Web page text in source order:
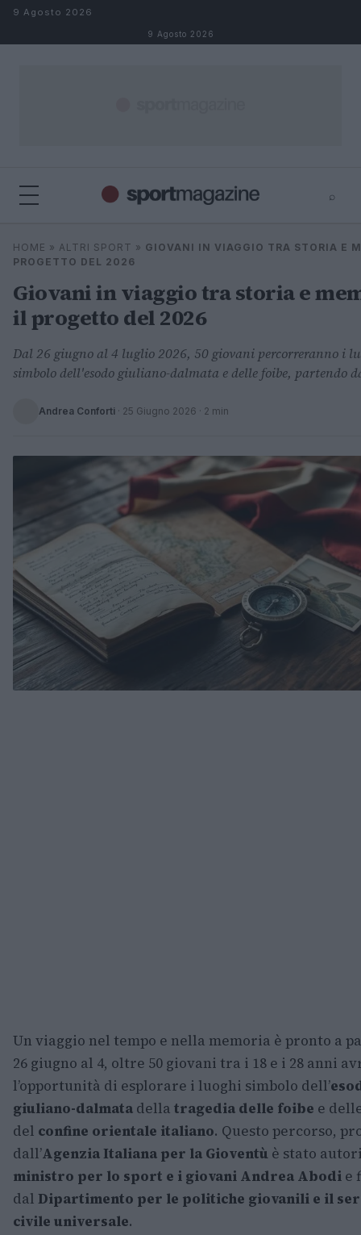
Salta al contenuto
9 Agosto 2026
9 Agosto 2026
⌕
Cerca
⌕ ×
HOME » ALTRI SPORT » GIOVANI IN VIAGGIO TRA STORIA E
PROGETTO DEL 2026
Giovani in viaggio tra storia e
il progetto del 2026
Dal 26 giugno al 4 luglio 2026, 50 giovani percorreranno i
simbolo dell'esodo giuliano-dalmata e delle foibe, partendo
Andrea Conforti · 25 Giugno 2026 · 2 min
Un viaggio nel tempo e nella memoria è pronto a
26 giugno al 4, oltre 50 giovani tra i 18 e i 28 anni
l’opportunità di esplorare i luoghi simbolo dell’
giuliano-dalmata della tragedia delle foibe e
del confine orientale italiano. Questo percorso,
dall’Agenzia Italiana per la Gioventù è stato
ministro per lo sport e i giovani Andrea Abodi e
dal Dipartimento per le politiche giovanili e il
civile universale.